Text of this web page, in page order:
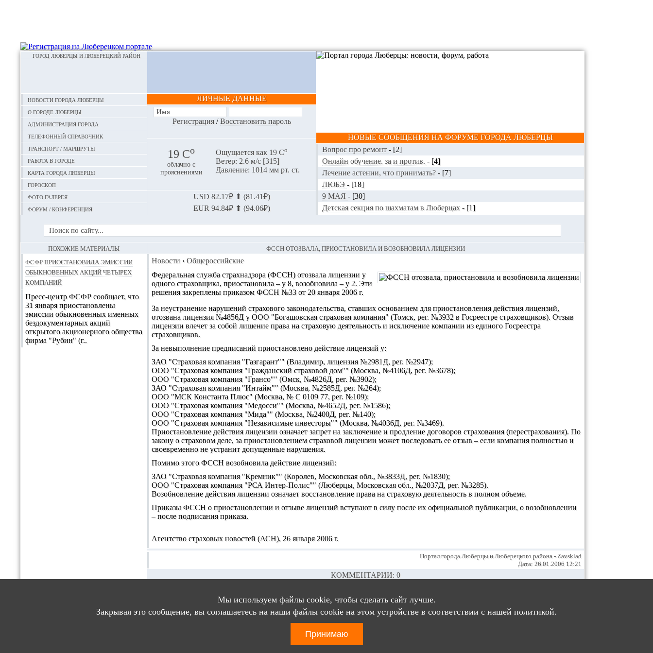
ГОРОД ЛЮБЕРЦЫ И ЛЮБЕРЕЦКИЙ РАЙОН
Новости города Люберцы
О городе Люберцы
Администрация города
Телефонный справочник
Транспорт / маршруты
Работа в городе
Карта города Люберцы
Гороскоп
Фото галерея
Форум / конференция
ЛИЧНЫЕ ДАННЫЕ
Регистрация/Восстановить пароль
19 Сo
облачно с
прояснениями
Ощущается как 19 Сo
Ветер: 2.6 м/с [315]
Давление: 1014 мм рт. ст.
USD 82.17₽ ⬆ (81.41₽)
EUR 94.84₽ ⬆ (94.06₽)
НОВЫЕ СООБЩЕНИЯ НА ФОРУМЕ ГОРОДА ЛЮБЕРЦЫ
Вопрос про ремонт - [2]
Онлайн обучение. за и против. - [4]
Лечение астении, что принимать? - [7]
ЛЮБЭ - [18]
9 МАЯ - [30]
Детская секция по шахматам в Люберцах - [1]
ФССН ОТОЗВАЛА, ПРИОСТАНОВИЛА И ВОЗОБНОВИЛА ЛИЦЕНЗИИ
Новости › Общероссийские
Федеральная служба страхнадзора (ФССН) отозвала лицензии у
одного страховщика, приостановила – у 8, возобновила – у 2. Эти
решения закреплены приказом ФССН №33 от 20 января 2006 г.
За неустранение нарушений страхового законодательства, ставших основанием для приостановления действия лицензий,
отозвана лицензия №4856Д у ООО "Богашовская страховая компания" (Томск, рег. №3932 в Госреестре страховщиков). Отзыв
лицензии влечет за собой лишение права на страховую деятельность и исключение компании из единого Госреестра
страховщиков.
За невыполнение предписаний приостановлено действие лицензий у:
ЗАО "Страховая компания "Газгарант"" (Владимир, лицензия №2981Д, рег. №2947);
ООО "Страховая компания "Гражданский страховой дом"" (Москва, №4106Д, рег. №3678);
ООО "Страховая компания "Грансо"" (Омск, №4826Д, рег. №3902);
ЗАО "Страховая компания "Интайм"" (Москва, №2585Д, рег. №264);
ООО "МСК Константа Плюс" (Москва, № С 0109 77, рег. №109);
ООО "Страховая компания "Медосси"" (Москва, №4652Д, рег. №1586);
ООО "Страховая компания "Мида"" (Москва, №2400Д, рег. №140);
ООО "Страховая компания "Независимые инвесторы"" (Москва, №4036Д, рег. №3469).
Приостановление действия лицензии означает запрет на заключение и продление договоров страхования (перестрахования). По
закону о страховом деле, за приостановлением страховой лицензии может последовать ее отзыв – если компания полностью и
своевременно не устранит допущенные нарушения.
Помимо этого ФССН возобновила действие лицензий:
ЗАО "Страховая компания "Кремник"" (Королев, Московская обл., №3833Д, рег. №1830);
ООО "Страховая компания "РСА Интер-Полис"" (Люберцы, Московская обл., №2037Д, рег. №3285).
Возобновление действия лицензии означает восстановление права на страховую деятельность в полном объеме.
Приказы ФССН о приостановлении и отзыве лицензий вступают в силу после их официальной публикации, о возобновлении
– после подписания приказа.
Агентство страховых новостей (АСН), 26 января 2006 г.
Портал города Люберцы и Люберецкого района - Zavsklad
Дата: 26.01.2006 12:21
КОММЕНТАРИИ: 0
ДОБАВЛЕНИЕ КОММЕНТАРИЕВ ДОСТУПНО ТОЛЬКО ЗАРЕГИСТРИРОВАННЫМ ПОЛЬЗОВАТЕЛЯМ
ПОХОЖИЕ МАТЕРИАЛЫ
ФСФР приостановила эмиссии
обыкновенных акций четырех
компаний
Пресс-центр ФСФР сообщает, что
31 января приостановлены
эмиссии обыкновенных именных
бездокументарных акций
открытого акционерного общества
фирма "Рубин" (г..
© 2003 - 2026Правовая оговорка
Страница создана за 0.03965 секунды
Мы используем файлы cookie, чтобы сделать сайт лучше.
Закрывая это сообщение, вы соглашаетесь на наши файлы cookie на этом устройстве в соответствии с нашей политикой.
Принимаю